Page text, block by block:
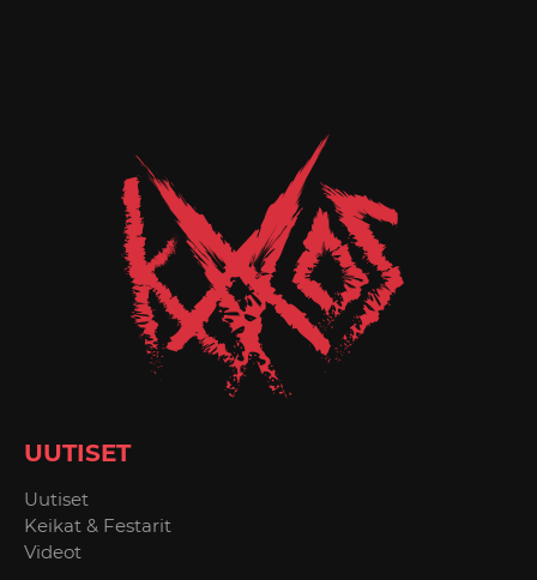
UUTISET
Uutiset
Keikat & Festarit
Videot